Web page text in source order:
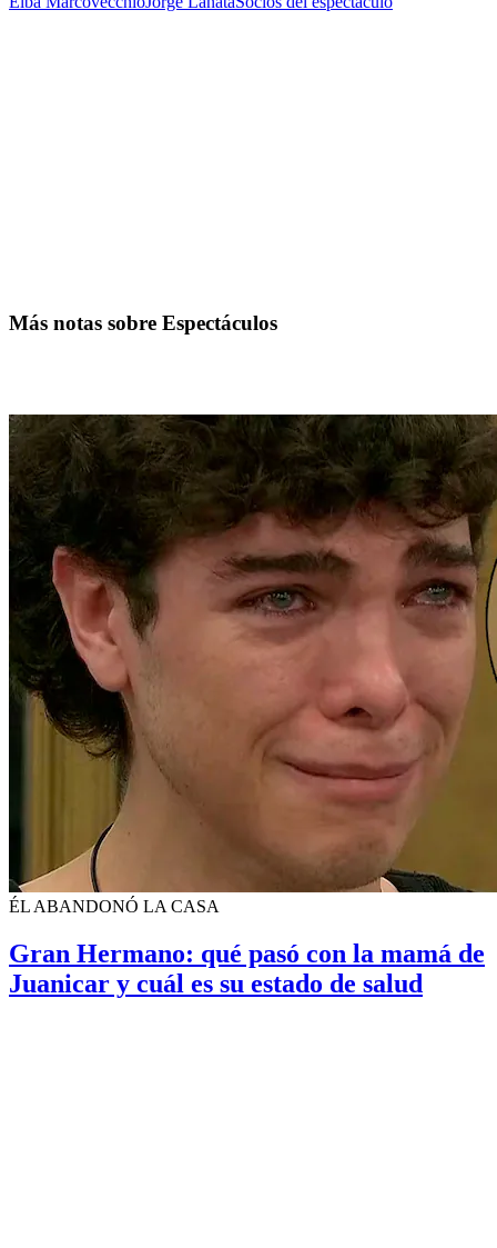
Más notas sobre Espectáculos
ÉL ABANDONÓ LA CASA
Gran Hermano: qué pasó con la mamá de
Juanicar y cuál es su estado de salud